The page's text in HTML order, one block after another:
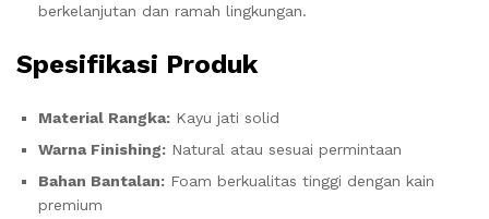
berkelanjutan dan ramah lingkungan.
Spesifikasi Produk
Material Rangka: Kayu jati solid
Warna Finishing: Natural atau sesuai permintaan
Bahan Bantalan: Foam berkualitas tinggi dengan kain
premium